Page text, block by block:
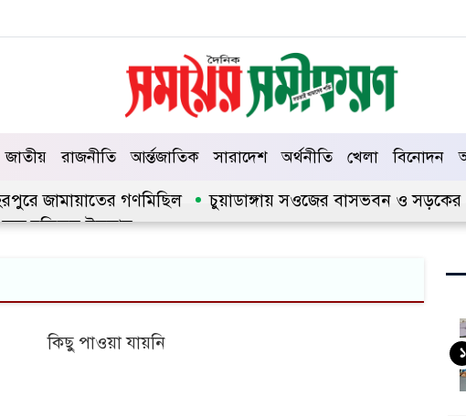
জাতীয় রাজনীতি আর্ন্তজাতিক সারাদেশ অর্থনীতি খেলা বিনোদন
জামায়াতের গণমিছিল চুয়াডাঙ্গায় সওজের বাসভবন ও সড়কের
জজ রফিকুল ইসলাম
কিছু পাওয়া যায়নি ১